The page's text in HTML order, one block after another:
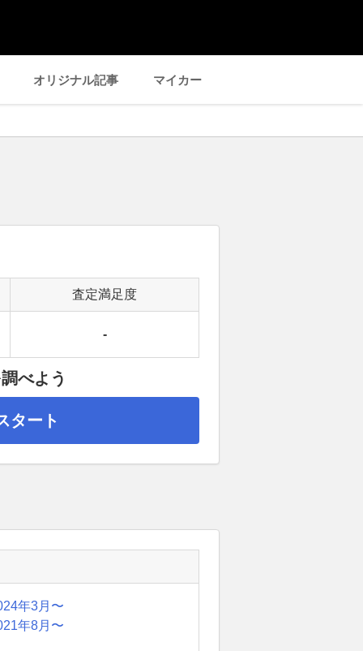
オリジナル記事 マイカー
査定満足度
-
べよう
タート
年3月〜
年8月〜